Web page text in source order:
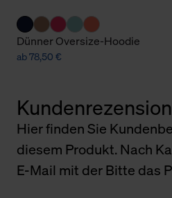
Dünner Oversize-Hoodie
ab 78,50 €
Hier finden Sie
diesem Produkt. Nach
E-Mail mit der Bitte das